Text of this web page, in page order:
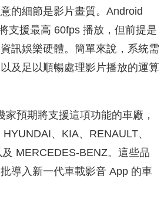
的細節是影片畫質。Android
支援最高 60fps 播放，但前提是
訊娛樂硬體。簡單來說，系統需
及足以順暢處理影片播放的運算
家預期將支援這項功能的車廠，
、KIA、RENAULT、
MERCEDES-BENZ。這些品
導入新一代車載影音 App 的車